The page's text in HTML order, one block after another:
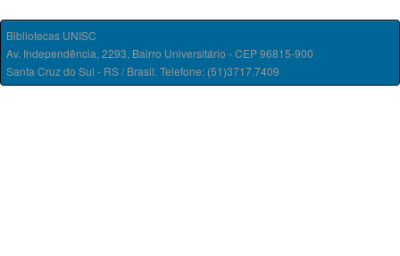
Bibliotecas UNISC
Av. Independência, 2293, Bairro Universitário - CEP 96815-900
Santa Cruz do Sul - RS / Brasil. Telefone: (51)3717.7409